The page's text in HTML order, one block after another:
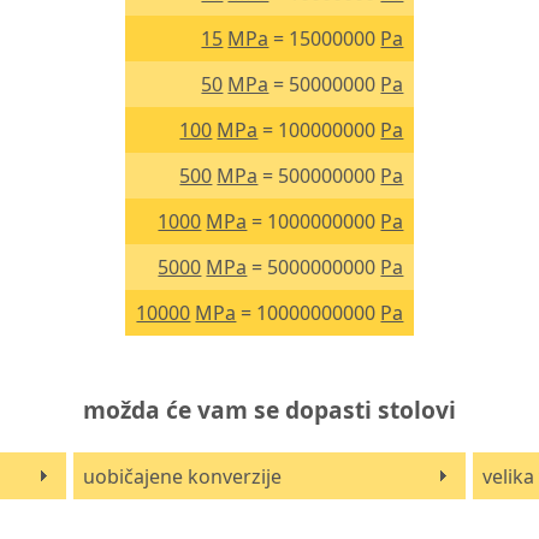
15 MPa = 15000000 Pa
50 MPa = 50000000 Pa
100 MPa = 100000000 Pa
500 MPa = 500000000 Pa
1000 MPa = 1000000000 Pa
5000 MPa = 5000000000 Pa
10000 MPa = 10000000000 Pa
možda će vam se dopasti stolovi
uobičajene konverzije